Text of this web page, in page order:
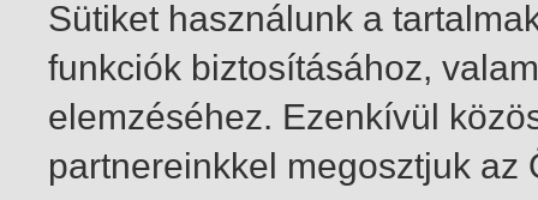
Sütiket használunk a
funkciók biztosításához,
elemzéséhez. Ezenkívül
partnereinkkel megosztjuk